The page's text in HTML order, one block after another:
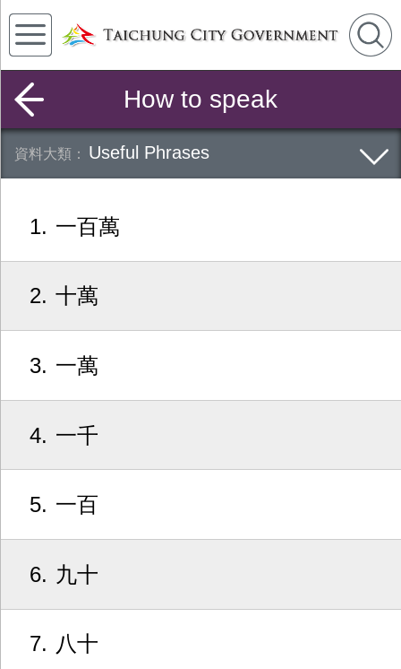
How to speak
Useful Phrases
1 一百萬
2 十萬
3 一萬
4 一千
5 一百
6 九十
7 八十